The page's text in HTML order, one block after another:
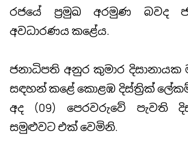
රජයේ ප්‍රමුඛ අරමුණ බවද
අවධාරණය කළේය.
ජනාධිපති අනුර කුමාර දිසානායක
සඳහන් කළේ කොළඹ දිස්ත්‍රික්
අද (09) පෙරවරුවේ පැවති
සමුළුවට එක් වෙමිනි.